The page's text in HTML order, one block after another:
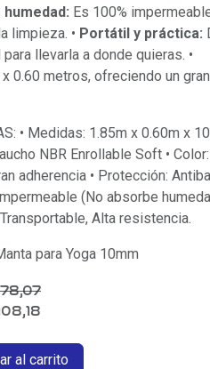
Es 100%
limpieza. • Portátil y práctica:
llevarla a donde quieras. •
x 0.60 metros, ofreciendo un gran
• Medidas: 1.85m x 0.60m x
NBR Enrollable Soft • Color:
adherencia • Protección:
(No absorbe
Alta resistencia.
para Yoga 10mm
al carrito